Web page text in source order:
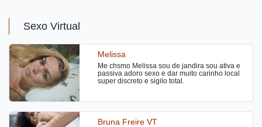
Sexo Virtual
Melissa
Me chsmo Melissa sou de jandira sou ativa e
passiva adoro sexo e dar muito carinho local
super discreto e sigilo total.
Bruna Freire VT